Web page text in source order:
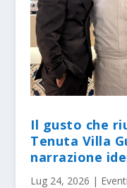
Il gusto che
Tenuta Villa
narrazione
Lug 24, 2026 | Eventi